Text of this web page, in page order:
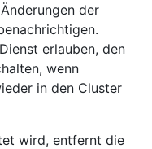
der
erlauben, den
wenn
in den Cluster
wird, entfernt die